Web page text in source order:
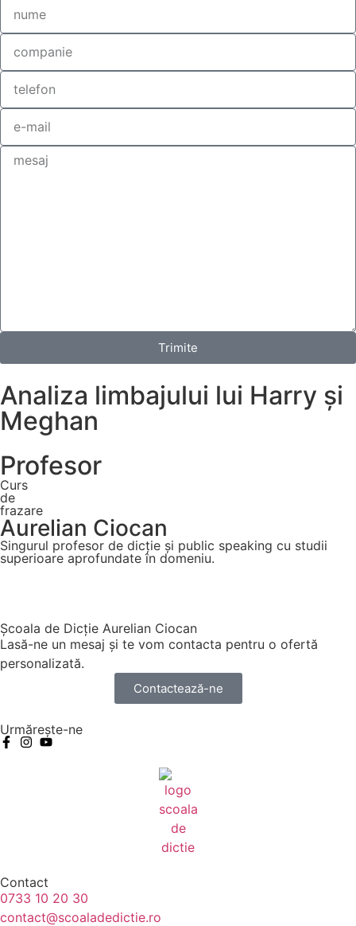
Trimite
Analiza limbajului lui Harry și
Meghan
Profesor
Curs
de
frazare
Aurelian Ciocan
Singurul profesor de dicție și public speaking cu studii
superioare aprofundate în domeniu.
Școala de Dicție Aurelian Ciocan
Lasă-ne un mesaj și te vom contacta pentru o ofertă
personalizată.
Contactează-ne
Urmărește-ne
Contact
0733 10 20 30
contact@scoaladedictie.ro